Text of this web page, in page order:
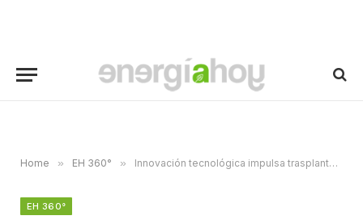
Home » EH 360° » Innovación tecnológica impulsa trasplante hepático pediátrico en México
EH 360°